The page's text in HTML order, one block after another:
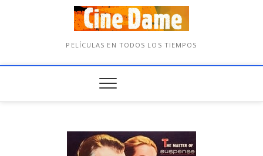
PELÍCULAS EN TODOS LOS TIEMPOS